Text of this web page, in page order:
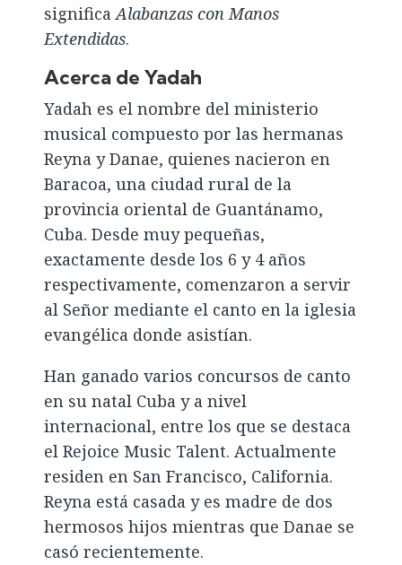
significaAlabanzas con Manos
Extendidas.
Acerca de Yadah
Yadah es el nombre del ministerio
musical compuesto por las hermanas
Reyna y Danae, quienes nacieron en
Baracoa, una ciudad rural de la
provincia oriental de Guantánamo,
Cuba. Desde muy pequeñas,
exactamente desde los 6 y 4 años
respectivamente, comenzaron a servir
al Señor mediante el canto en la iglesia
evangélica donde asistían.
Han ganado varios concursos de canto
en su natal Cuba y a nivel
internacional, entre los que se destaca
el Rejoice Music Talent. Actualmente
residen en San Francisco, California.
Reyna está casada y es madre de dos
hermosos hijos mientras que Danae se
casó recientemente.